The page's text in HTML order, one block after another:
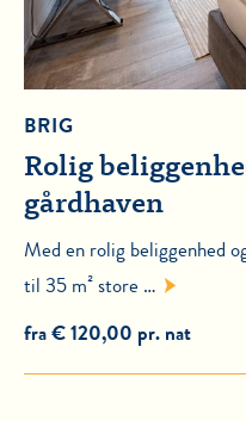
BRIG
Rolig
gårdhaven
Med en rolig beliggenhed
til 35 m² store …
fra € 120,00 pr. nat